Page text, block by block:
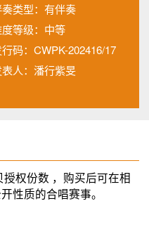
类型：有伴奏
等级：中等
码：CWPK-202416/17
人：潘行紫旻
权份数 ，购买后可在相
性质的合唱赛事。